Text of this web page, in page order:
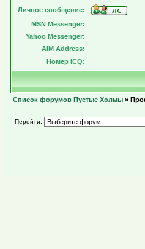
Личное сообщение:
MSN Messenger:
Yahoo Messenger:
AIM Address:
Номер ICQ:
Список форумов Пустые Холмы »
Перейти: